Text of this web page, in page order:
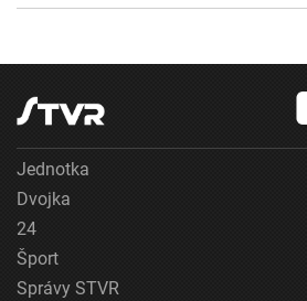
Jednotka
Dvojka
24
Šport
Správy STVR